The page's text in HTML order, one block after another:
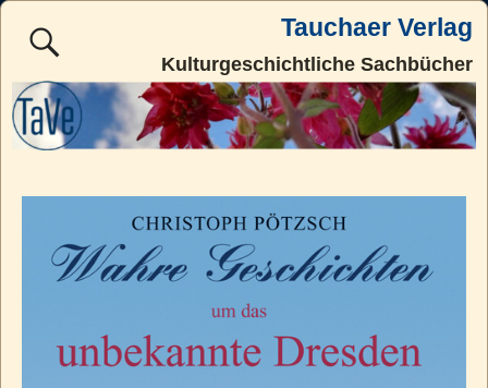
Tauchaer Verlag
Kulturgeschichtliche Sachbücher